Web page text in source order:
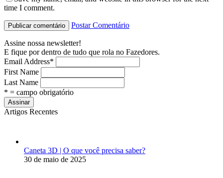
time I comment.
Postar Comentário
Assine nossa newsletter!
E fique por dentro de tudo que rola no Fazedores.
Email Address*
First Name
Last Name
* = campo obrigatório
Artigos Recentes
Caneta 3D | O que você precisa saber?
30 de maio de 2025